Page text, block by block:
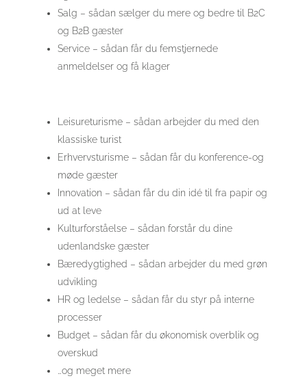
Salg – sådan sælger du mere og bedre til B2C
og B2B gæster
Service – sådan får du femstjernede
anmeldelser og få klager
Leisureturisme – sådan arbejder du med den
klassiske turist
Erhvervsturisme – sådan får du konference-og
møde gæster
Innovation – sådan får du din idé til fra papir og
ud at leve
Kulturforståelse – sådan forstår du dine
udenlandske gæster
Bæredygtighed – sådan arbejder du med grøn
udvikling
HR og ledelse – sådan får du styr på interne
processer
Budget – sådan får du økonomisk overblik og
overskud
…og meget mere